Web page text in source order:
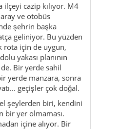
ilçeyi cazip kılıyor. M4
ve otobüs
şehrin başka
geliniyor. Bu yüzden
rota için de uygun,
yakası planının
Bir yerde sahil
yerde manzara, sonra
geçişler çok doğal.
şeylerden biri, kendini
bir yer olmaması.
içine alıyor. Bir